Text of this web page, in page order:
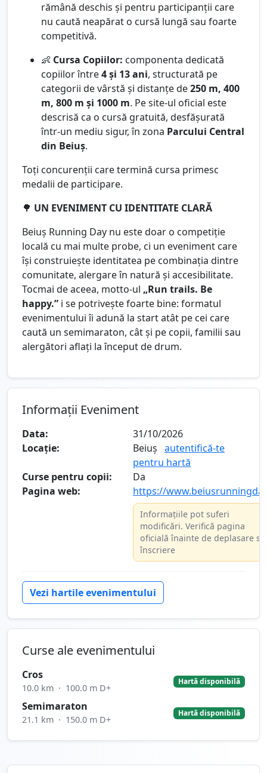
rămână deschis și pentru participanții care
nu caută neapărat o cursă lungă sau foarte
competitivă.
👶 Cursa Copiilor: componenta dedicată
copiilor între4 și 13 ani, structurată pe
categorii de vârstă și distanțe de250 m, 400
m, 800 m și 1000 m. Pe site-ul oficial este
descrisă ca o cursă gratuită, desfășurată
într-un mediu sigur, în zona Parcului Central
din Beiuș.
Toți concurenții care termină cursa primesc
medalii de participare.
🌳 UN EVENIMENT CU IDENTITATE CLARĂ
Beiuș Running Day nu este doar o competiție
locală cu mai multe probe, ci un eveniment care
își construiește identitatea pe combinația dintre
comunitate, alergare în natură și accesibilitate.
Tocmai de aceea, motto-ul „Run trails. Be
happy.” i se potrivește foarte bine: formatul
evenimentului îi adună la start atât pe cei care
caută un semimaraton, cât și pe copii, familii sau
alergători aflați la început de drum.
Informații Eveniment
Data:
31/10/2026
Locație:
Beiuș autentifică-te
pentru hartă
Curse pentru copii:
Da
Pagina web:
https://
Informațiile pot suferi
modificări. Verifică pagina
oficială înainte de deplasare
înscriere
Vezi hartile evenimentului
Curse ale evenimentului
Cros
10.0 km · 100.0 m D+
Hartă disponibilă
Semimaraton
21.1 km · 150.0 m D+
Hartă disponibilă